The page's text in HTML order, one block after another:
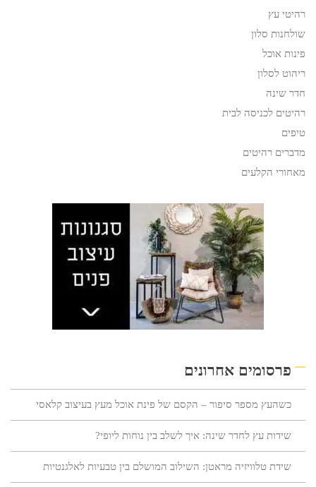
רהיטי עץ
שולחנות סלון
פינות אוכל
ריהוט לסלון
חדר שינה
רהיטים לכניסה לבית
טיפים
מדברים רהיטים
מאחורי הקלעים
פרסומים אחרונים
כשהעץ מספר סיפור – הקסם של פינת אוכל מעץ בעיצוב קלאסי
שידות עץ לחדר שינה: איך לשלב בין נוחות ליופי?
שידת טלוויזיה מראטן: השילוב המושלם בין טבעיות לאלגנטיות